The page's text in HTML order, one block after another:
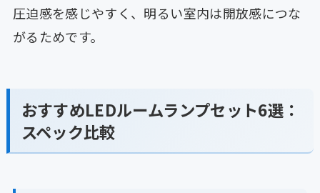
圧迫感を感じやすく、明るい室内は開放感につな
がるためです。
おすすめLEDルームランプセット6選：
スペック比較